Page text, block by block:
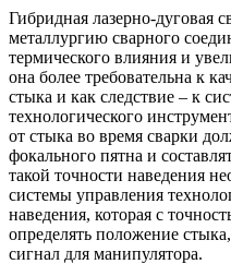
Гибридная лазерно-дуговая
металлургию сварного
термического влияния и
она более требовательна к
стыка и как следствие – к
технологического
от стыка во время сварки
фокального пятна и
такой точности наведения
системы управления
наведения, которая с
определять положение
сигнал для манипулятора.